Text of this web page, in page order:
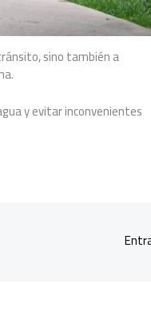
sino también a
y evitar inconvenientes